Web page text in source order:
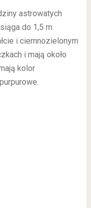
astrowatych
do 1,5 m
i ciemnozielonym
i mają około
kolor